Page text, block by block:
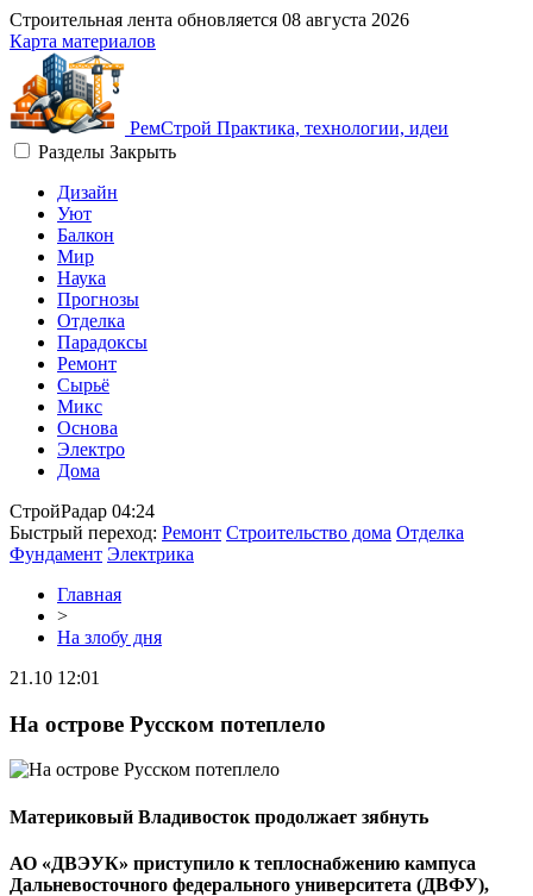
Строительная лента обновляется 08 августа 2026
Карта материалов
РемСтрой Практика, технологии, идеи
Разделы Закрыть
Дизайн
Уют
Балкон
Мир
Наука
Прогнозы
Отделка
Парадоксы
Ремонт
Сырьё
Микс
Основа
Электро
Дома
СтройРадар 04:24
Быстрый переход: Ремонт Строительство дома Отделка
Фундамент Электрика
Главная
>
На злобу дня
21.10 12:01
На острове Русском потеплело
Материковый Владивосток продолжает зябнуть
АО «ДВЭУК» приступило к теплоснабжению кампуса
Дальневосточного федерального университета (ДВФУ),